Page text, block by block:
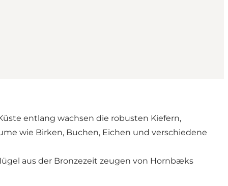
entlang wachsen die robusten Kiefern,
wie Birken, Buchen, Eichen und verschiedene
aus der Bronzezeit zeugen von Hornbæks